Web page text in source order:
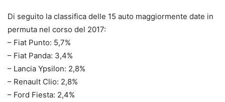
Di seguito la classifica delle 15 auto maggiormente date in
permuta nel corso del 2017:
– Fiat Punto: 5,7%
– Fiat Panda: 3,4%
– Lancia Ypsilon: 2,8%
– Renault Clio: 2,8%
– Ford Fiesta: 2,4%